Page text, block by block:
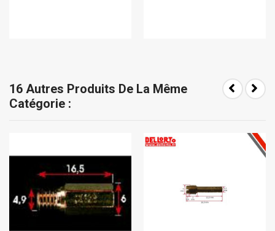
16 Autres Produits De La Même
Catégorie :